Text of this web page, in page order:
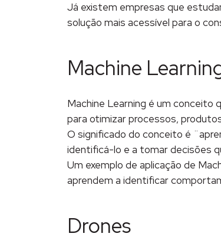
Já existem empresas que
solução mais acessível para o
Machine
Machine Learning é um conceito
para otimizar processos,
O significado do conceito é
identificá-lo e a tomar decisões
Um exemplo de aplicação de
aprendem a identificar
Drones